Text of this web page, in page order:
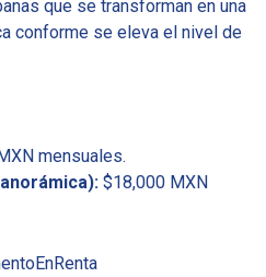
que se transforman en una
conforme se eleva el nivel de
mensuales.
$18,000 MXN